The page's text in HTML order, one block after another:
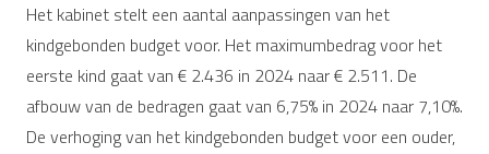
Het kabinet stelt een aantal aanpassingen van het
kindgebonden budget voor. Het maximumbedrag voor het
eerste kind gaat van € 2.436 in 2024 naar € 2.511. De
afbouw van de bedragen gaat van 6,75% in 2024 naar 7,10%.
De verhoging van het kindgebonden budget voor een ouder,